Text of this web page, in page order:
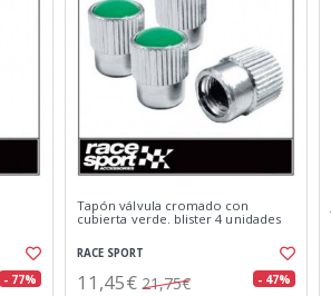
- 77%
Tapón válvula cromado con
cubierta verde. blister 4 unidades
RACE SPORT
11,45€ 21,75€ - 47%